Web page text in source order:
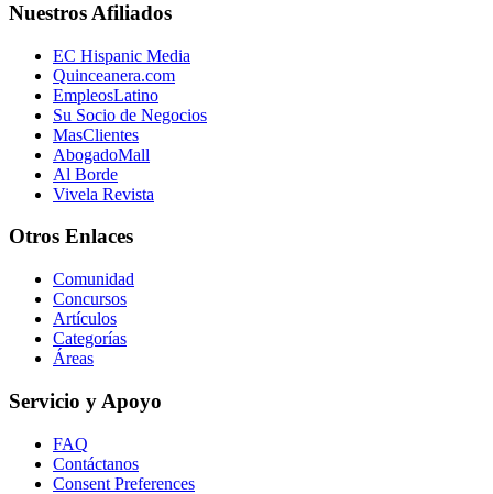
Nuestros Afiliados
EC Hispanic Media
Quinceanera.com
EmpleosLatino
Su Socio de Negocios
MasClientes
AbogadoMall
Al Borde
Vivela Revista
Otros Enlaces
Comunidad
Concursos
Artículos
Categorías
Áreas
Servicio y Apoyo
FAQ
Contáctanos
Consent Preferences